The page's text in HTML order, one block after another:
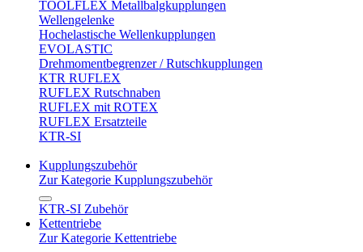
TOOLFLEX Metallbalgkupplungen
Wellengelenke
Hochelastische Wellenkupplungen
EVOLASTIC
Drehmomentbegrenzer / Rutschkupplungen
KTR RUFLEX
RUFLEX Rutschnaben
RUFLEX mit ROTEX
RUFLEX Ersatzteile
KTR-SI
Kupplungszubehör
Zur Kategorie Kupplungszubehör
KTR-SI Zubehör
Kettentriebe
Zur Kategorie Kettentriebe